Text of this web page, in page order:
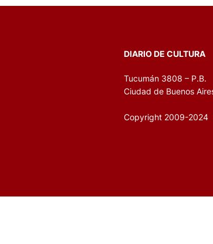
DIARIO DE CULTURA
Tucumán 3808 – P.B.
Ciudad de Buenos
Copyright 2009-2024